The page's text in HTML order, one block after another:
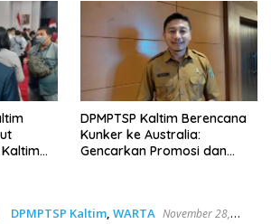
DPMPTSP Kaltim Berencana
Kunker ke Australia:
Gencarkan Promosi dan
DPMPTSP Kaltim, WARTA November 28,